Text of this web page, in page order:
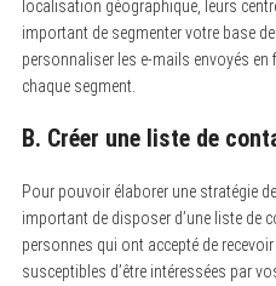
localisation géographique, leurs
important de segmenter votre base
personnaliser les e-mails envoyés
chaque segment.
B. Créer une liste de
Pour pouvoir élaborer une stratégie
important de disposer d’une liste de
personnes qui ont accepté de
susceptibles d’être intéressées par